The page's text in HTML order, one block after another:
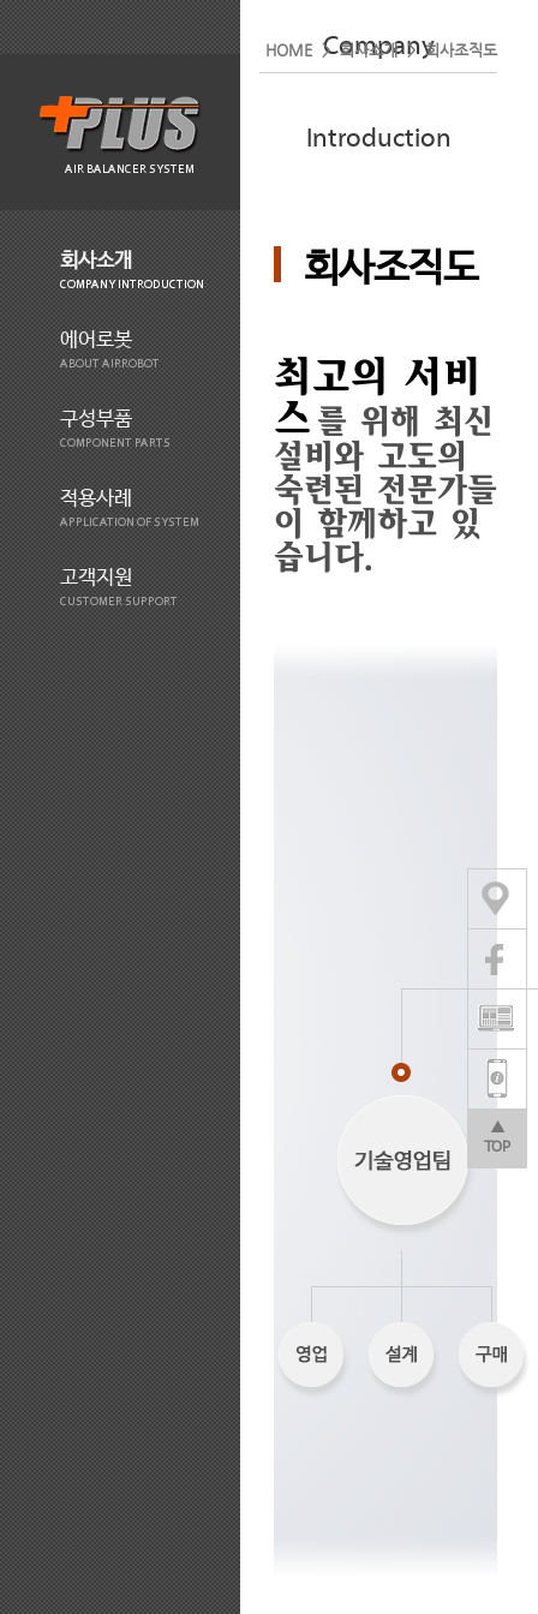
AIR BALANCER SYSTEM
회사소개
COMPANY INTRODUCTION
에어로봇
ABOUT AIRROBOT
구성부품
COMPONENT PARTS
적용사례
APPLICATION OF SYSTEM
고객지원
CUSTOMER SUPPORT
▲
TOP
Company
Introduction
HOME > 회사소개 > 회사조직도
회사조직도
최고의 서비
스 를 위해 최신
설비와 고도의
숙련된 전문가들
이 함께하고 있
습니다.